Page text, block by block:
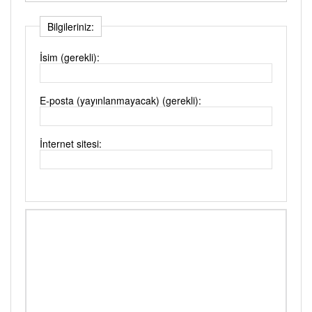
Bilgileriniz:
İsim (gerekli):
E-posta (yayınlanmayacak) (gerekli):
İnternet sitesi: